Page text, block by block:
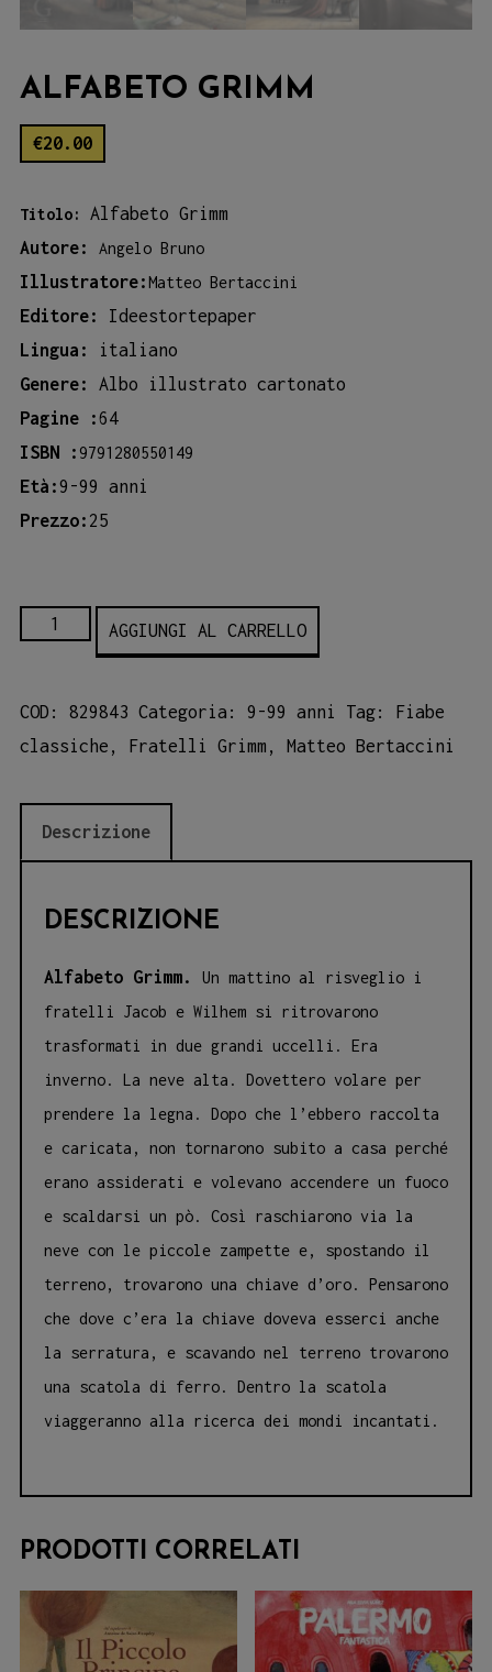
ALFABETO GRIMM
€20.00
Titolo: Alfabeto Grimm
Autore: Angelo Bruno
Illustratore:Matteo Bertaccini
Editore: Ideestortepaper
Lingua:
italiano
Genere: Albo illustrato cartonato
Pagine :64
ISBN : 9791280550149
Età:9-99 anni
Prezzo: 25
ALFABETO
AGGIUNGI AL CARRELLO
COD: 829843 Categoria: 9-99 anni Tag:
Fiabe
classiche , Fratelli Grimm , Matteo Bertaccini
Descrizione
DESCRIZIONE
Alfabeto Grimm. Un mattino al risveglio i
fratelli Jacob e Wilhem si ritrovarono
trasformati in due grandi uccelli. Era
inverno. La neve alta. Dovettero volare per
prendere la legna. Dopo che l’ebbero raccolta
e caricata, non tornarono subito a casa perché
erano assiderati e volevano accendere un fuoco
e scaldarsi un pò. Così raschiarono via la
neve con le piccole zampette e, spostando il
terreno, trovarono una chiave d’oro. Pensarono
che dove c’era la chiave doveva esserci anche
la serratura, e scavando nel terreno trovarono
una scatola di ferro. Dentro la scatola
viaggeranno alla ricerca dei mondi incantati.
PRODOTTI CORRELATI